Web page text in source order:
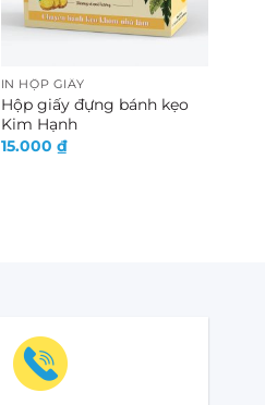
IN HỘP GIẤY
Hộp giấy đựng bánh kẹo
Kim Hạnh
15.000 ₫